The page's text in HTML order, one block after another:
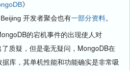
》
开发者聚会也有一部分资料。
的宕机事件的出现使人对
质疑，但是毫无疑问，MongoDB在
库，其单机性能和功能确实是非常吸